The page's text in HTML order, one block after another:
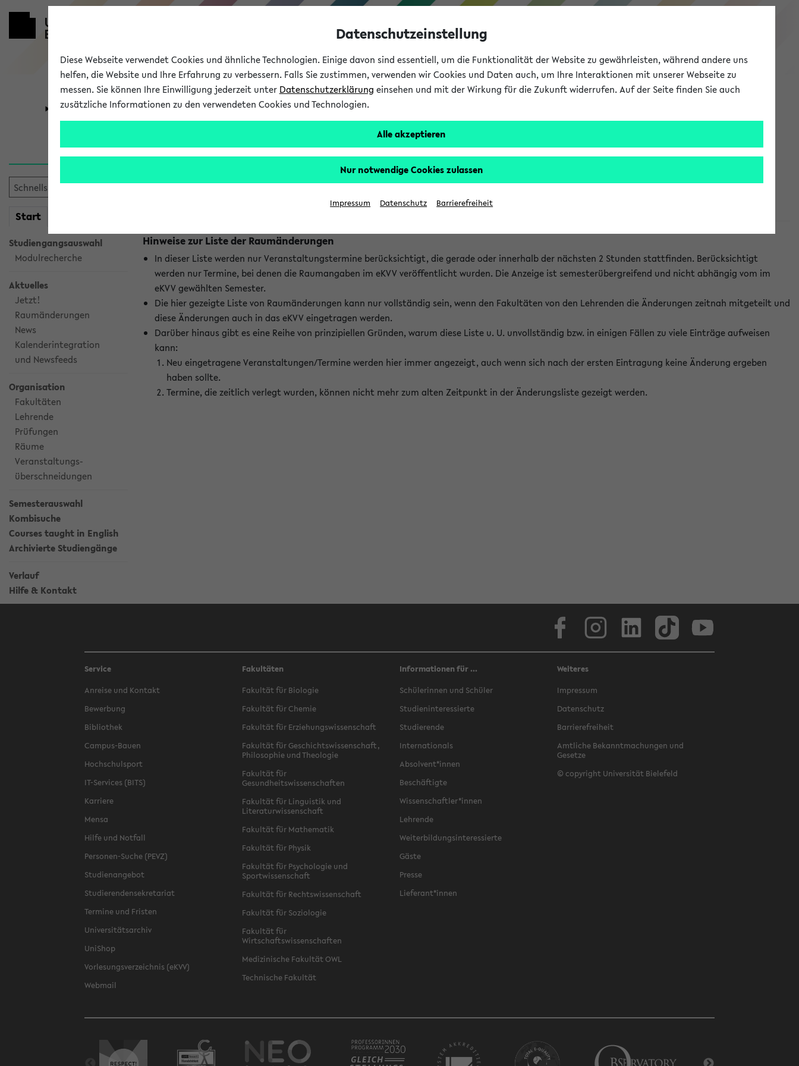
eKVV
Universität Forschung Studium
Start
Studiengangsauswahl
Modulrecherche
Aktuelles
Jetzt!
Raumänderungen
News
Kalenderintegration
und Newsfeeds
Organisation
Fakultäten
Lehrende
Prüfungen
Räume
Veranstaltungs-
überschneidungen
Semesterauswahl
Kombisuche
Courses taught in English
Archivierte Studiengänge
Verlauf
Hilfe & Kontakt
Raumänderungen
Hinweise zur Liste der Raumänderungen
In dieser Liste werden nur Veranstaltungstermine berücksichtigt, die gerade oder innerhalb der nächsten 2 Stunden stattfinden. Berücksichtigt
werden nur Termine, bei denen die Raumangaben im eKVV veröffentlicht wurden. Die Anzeige ist semesterübergreifend und nicht abhängig vom im
eKVV gewählten Semester.
Die hier gezeigte Liste von Raumänderungen kann nur vollständig sein, wenn den Fakultäten von den Lehrenden die Änderungen zeitnah mitgeteilt und
diese Änderungen auch in das eKVV eingetragen werden.
Darüber hinaus gibt es eine Reihe von prinzipiellen Gründen, warum diese Liste u. U. unvollständig bzw. in einigen Fällen zu viele Einträge aufweisen
kann:
Neu eingetragene Veranstaltungen/Termine werden hier immer angezeigt, auch wenn sich nach der ersten Eintragung keine Änderung ergeben
haben sollte.
Termine, die zeitlich verlegt wurden, können nicht mehr zum alten Zeitpunkt in der Änderungsliste gezeigt werden.
Service
Anreise und Kontakt
Bewerbung
Bibliothek
Campus-Bauen
Hochschulsport
IT-Services (BITS)
Karriere
Mensa
Hilfe und Notfall
Personen-Suche (PEVZ)
Studienangebot
Studierendensekretariat
Termine und Fristen
Universitätsarchiv
UniShop
Vorlesungsverzeichnis (eKVV)
Webmail
Fakultäten
Fakultät für Biologie
Fakultät für Chemie
Fakultät für Erziehungswissenschaft
Fakultät für Geschichtswissenschaft,
Philosophie und Theologie
Fakultät für
Gesundheitswissenschaften
Fakultät für Linguistik und
Literaturwissenschaft
Fakultät für Mathematik
Fakultät für Physik
Fakultät für Psychologie und
Sportwissenschaft
Fakultät für Rechtswissenschaft
Fakultät für Soziologie
Fakultät für
Wirtschaftswissenschaften
Medizinische Fakultät OWL
Technische Fakultät
Informationen für ...
Schülerinnen und Schüler
Studieninteressierte
Studierende
Internationals
Absolvent*innen
Beschäftigte
Wissenschaftler*innen
Lehrende
Weiterbildungsinteressierte
Gäste
Presse
Lieferant*innen
Weiteres
Impressum
Datenschutz
Barrierefreiheit
Amtliche Bekanntmachungen und
Gesetze
© copyright Universität Bielefeld
Datenschutzeinstellung
Diese Webseite verwendet Cookies und ähnliche Technologien. Einige davon sind essentiell, um die Funktionalität der Website zu gewährleisten, während andere uns
helfen, die Website und Ihre Erfahrung zu verbessern. Falls Sie zustimmen, verwenden wir Cookies und Daten auch, um Ihre Interaktionen mit unserer Webseite zu
messen. Sie können Ihre Einwilligung jederzeit unter Datenschutzerklärung einsehen und mit der Wirkung für die Zukunft widerrufen. Auf der Seite finden Sie auch
zusätzliche Informationen zu den verwendeten Cookies und Technologien.
Alle akzeptieren
Nur notwendige Cookies zulassen
Impressum Datenschutz Barrierefreiheit